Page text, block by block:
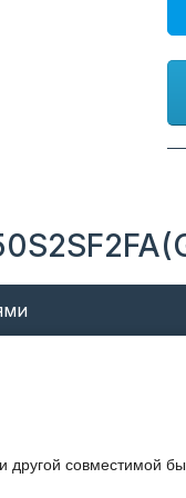
совместимой